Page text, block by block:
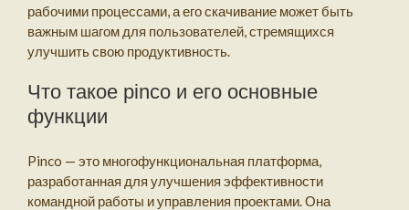
рабочими процессами, а его скачивание может быть
важным шагом для пользователей, стремящихся
улучшить свою продуктивность.
Что такое pinco и его основные
функции
Pinco — это многофункциональная платформа,
разработанная для улучшения эффективности
командной работы и управления проектами. Она